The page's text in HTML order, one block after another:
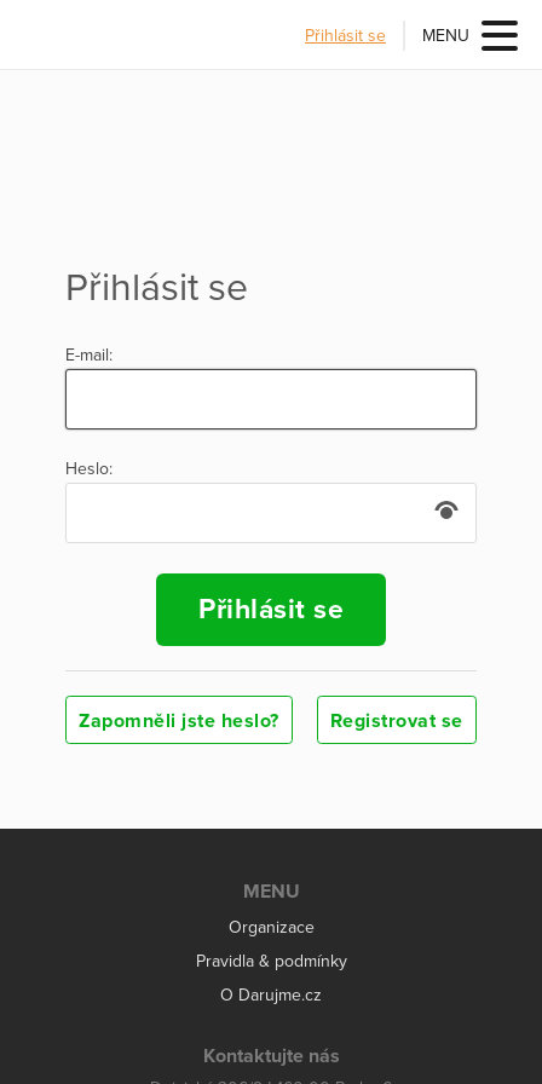
Přihlásit se MENU
Přihlásit se
E-mail:
Heslo:
Přihlásit se
Zapomněli jste heslo? Registrovat se
MENU
Organizace
Pravidla & podmínky
O Darujme.cz
Kontaktujte nás